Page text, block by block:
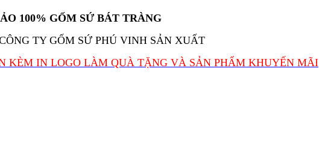
100% GỐM SỨ BÁT TRÀNG
TY GỐM SỨ PHÚ VINH SẢN XUẤT
KÈM IN LOGO LÀM QUÀ TẶNG VÀ SẢN PHẨM KHUYẾN MÃI